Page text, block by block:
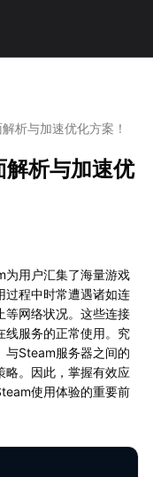
析与加速优化方案！
析与加速优
为用户汇集了海量游戏
过程中时常遭遇诸如连
等网络状况。这些连接
线服务的正常使用。究
与Steam服务器之间的
略。因此，掌握有效应
使用体验的重要前